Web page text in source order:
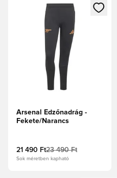
Megnyit egy modált a
Arsenal Edzőnadrág -
Fekete/Narancs
21 490 Ft23 490 Ft
Sok méretben kapható